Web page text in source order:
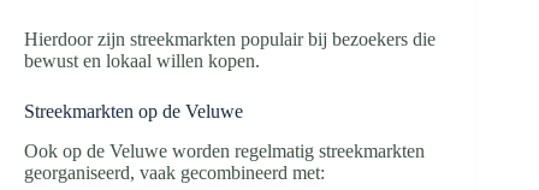
Hierdoor zijn streekmarkten populair bij bezoekers die
bewust en lokaal willen kopen.
Streekmarkten op de Veluwe
Ook op de Veluwe worden regelmatig streekmarkten
georganiseerd, vaak gecombineerd met: